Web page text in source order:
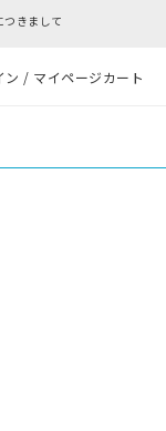
きまして
ン / マイページカート